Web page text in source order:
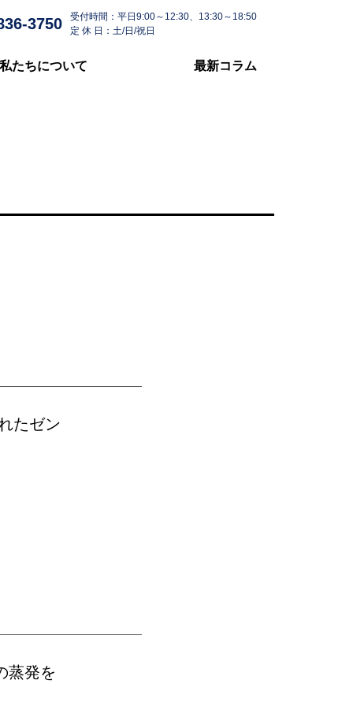
3750
受付時間：平日9:00～12:30、13:30～18:50
定 休 日：土/日/祝日
私たちについて 最新コラム
たゼン
蒸発を